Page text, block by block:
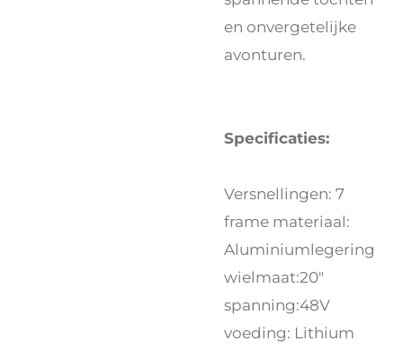
en onvergetelijke
avonturen.
Specificaties:
Versnellingen: 7
frame materiaal:
Aluminiumlegering
wielmaat:20"
spanning:48V
voeding: Lithium